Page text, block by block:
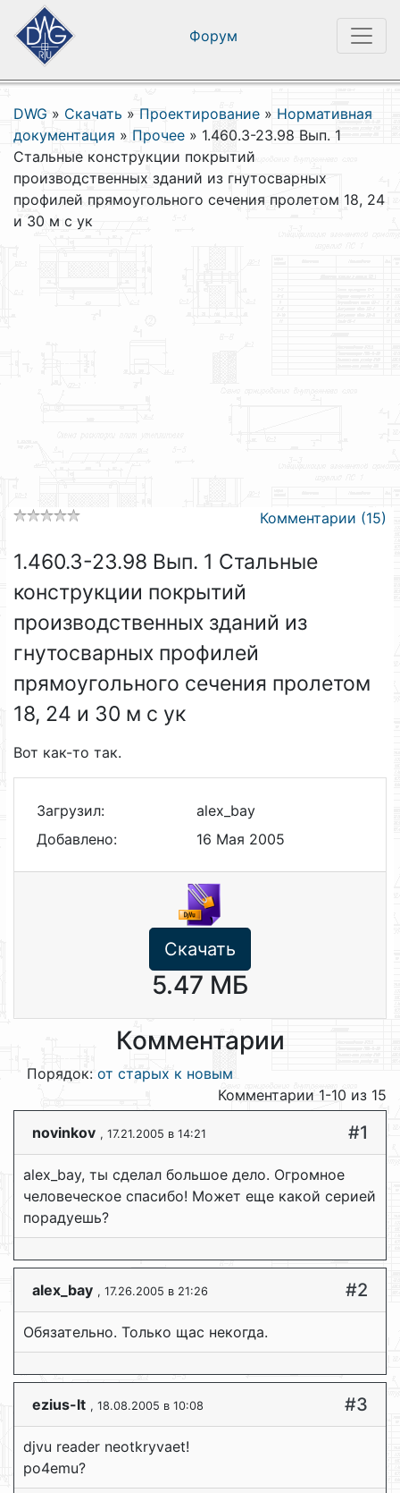
Форум
DWG » Скачать » Проектирование » Нормативная
документация » Прочее » 1.460.3-23.98 Вып. 1
Стальные конструкции покрытий
производственных зданий из гнутосварных
профилей прямоугольного сечения пролетом 18, 24
и 30 м с ук
Комментарии (15)
1.460.3-23.98 Вып. 1 Стальные
конструкции покрытий
производственных зданий из
гнутосварных профилей
прямоугольного сечения пролетом
18, 24 и 30 м с ук
Вот как-то так.
Загрузил:
alex_bay
Добавлено:
16 Мая 2005
Скачать
5.47 МБ
Комментарии
Порядок: от старых к новым
Комментарии 1-10 из 15
novinkov , 17.21.2005 в 14:21 #1
alex_bay, ты сделал большое дело. Огромное
человеческое спасибо! Может еще какой серией
порадуешь?
alex_bay , 17.26.2005 в 21:26 #2
Обязательно. Только щас некогда.
ezius-lt , 18.08.2005 в 10:08 #3
djvu reader neotkryvaet!
po4emu?